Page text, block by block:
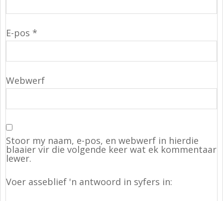
E-pos *
Webwerf
Stoor my naam, e-pos, en webwerf in hierdie
blaaier vir die volgende keer wat ek kommentaar
lewer.
Voer asseblief 'n antwoord in syfers in: